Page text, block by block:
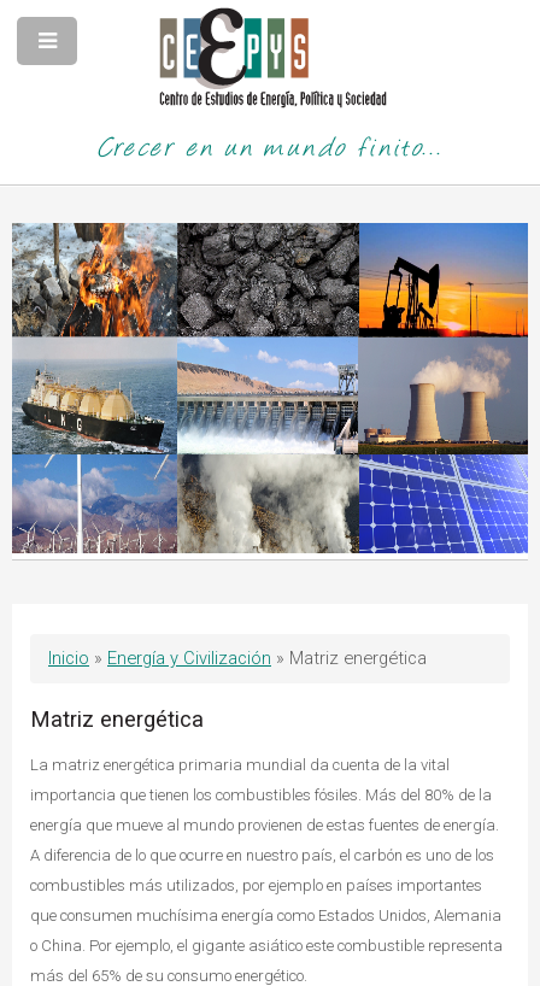
Crecer en un mundo finito...
Inicio » Energía y Civilización » Matriz energética
Matriz energética
La matriz energética primaria mundial da cuenta de la vital
importancia que tienen los combustibles fósiles. Más del 80% de la
energía que mueve al mundo provienen de estas fuentes de energía.
A diferencia de lo que ocurre en nuestro país, el carbón es uno de los
combustibles más utilizados, por ejemplo en países importantes
que consumen muchísima energía como Estados Unidos, Alemania
o China. Por ejemplo, el gigante asiático este combustible representa
más del 65% de su consumo energético.